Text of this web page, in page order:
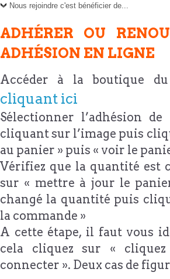
Nous rejoindre c'est bénéficier de...
ADHÉRER OU
ADHÉSION EN LIGNE
Accéder à la boutique
cliquant ici
Sélectionner l’adhésion
cliquant sur l’image puis
au panier » puis « voir le
Vérifiez que la quantité est
sur « mettre à jour le
changé la quantité puis
la commande »
A cette étape, il faut vous
cela cliquez sur «
connecter ». Deux cas de